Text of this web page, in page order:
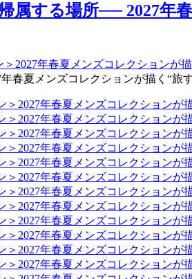
属する場所── 2027
春夏メンズコレクションが描く“